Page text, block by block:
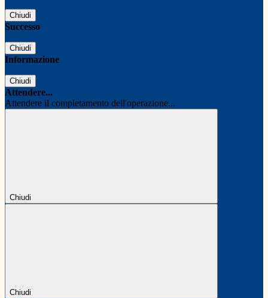
Chiudi
Successo
Chiudi
Informazione
Chiudi
Attendere...
Attendere il completamento dell'operazione...
Chiudi
Chiudi